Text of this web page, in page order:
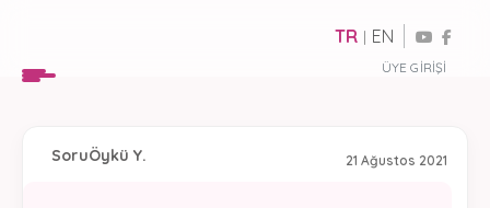
ÜYE GIRIŞI
TR | EN
21 Ağustos 2021
SoruÖykü Y.